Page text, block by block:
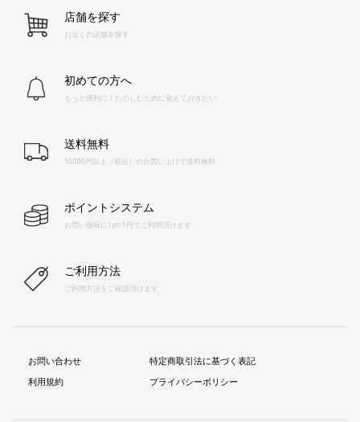
店舗を探す
お近くの店舗を探す
初めての方へ
もっと便利に！たのしむために覚えておきたい
送料無料
10,000円以上（税込）のお買い上げで送料無料
ポイントシステム
お買い物毎に1pt=1円でご利用頂けます
ご利用方法
ご利用方法をご確認頂けます
お問い合わせ
利用規約
特定商取引法に基づく表記
プライバシーポリシー